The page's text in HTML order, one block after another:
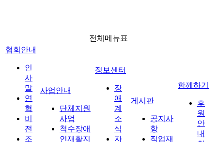
전체메뉴표
협회안내
인
사
말
연
혁
비
전
조
사업안내
단체지원
사업
척수장애
인재활지
정보센터
장
애
계
소
식
자
게시판
공지사
항
직업재
함께하기
후
원
안
내